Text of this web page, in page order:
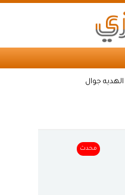
جوال
محدث